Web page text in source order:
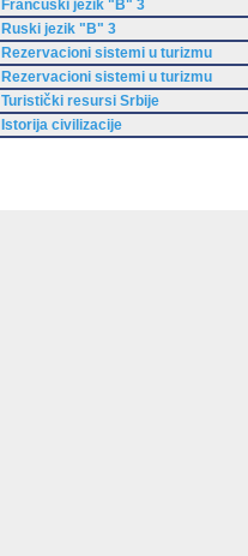
Francuski jezik "B" 3
Ruski jezik "B" 3
Rezervacioni sistemi u turizmu
Rezervacioni sistemi u turizmu
Turistički resursi Srbije
Istorija civilizacije